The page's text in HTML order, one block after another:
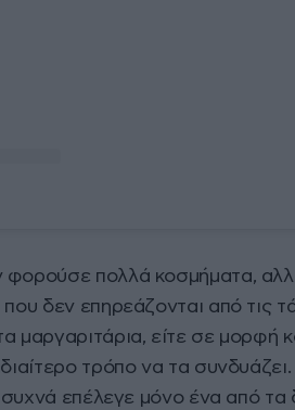
πολλά κοσμήματα,
δεν επηρεάζονται από τις
μαργαριτάρια, είτε σε μορφή
τρόπο να τα
συχνά επέλεγε μόνο ένα από